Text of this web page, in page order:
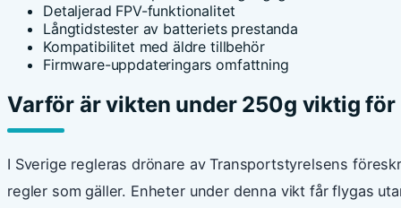
Detaljerad FPV-funktionalitet
Långtidstester av batteriets prestanda
Kompatibilitet med äldre tillbehör
Firmware-uppdateringars omfattning
Varför är vikten under 250g viktig för
I Sverige regleras drönare av Transportstyrelsens
regler som gäller. Enheter under denna vikt får flygas